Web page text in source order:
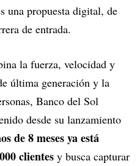
una propuesta digital, de
de entrada.
la fuerza, velocidad y
última generación y la
Banco del Sol
desde su lanzamiento
de 8 meses ya está
clientes y busca capturar